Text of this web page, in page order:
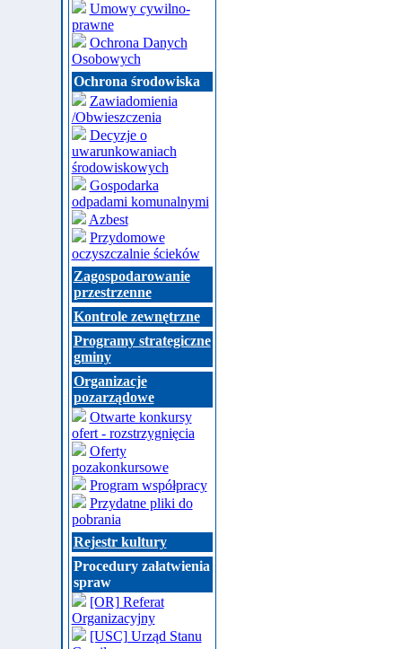
Umowy cywilno-
prawne
Ochrona Danych
Osobowych
Ochrona środowiska
Zawiadomienia
/Obwieszczenia
Decyzje o
uwarunkowaniach
środowiskowych
Gospodarka
odpadami komunalnymi
Azbest
Przydomowe
oczyszczalnie ścieków
Zagospodarowanie
przestrzenne
Kontrole zewnętrzne
Programy strategiczne
gminy
Organizacje
pozarządowe
Otwarte konkursy
ofert - rozstrzygnięcia
Oferty
pozakonkursowe
Program współpracy
Przydatne pliki do
pobrania
Rejestr kultury
Procedury załatwienia
spraw
[OR] Referat
Organizacyjny
[USC] Urząd Stanu